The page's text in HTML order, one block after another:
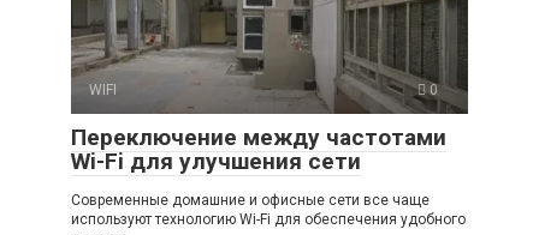
WIFI 0
Переключение между частотами
Wi-Fi для улучшения сети
Современные домашние и офисные сети все чаще
используют технологию Wi-Fi для обеспечения удобного